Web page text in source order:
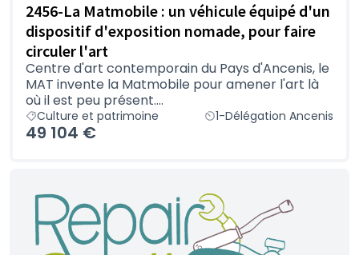
2456-La Matmobile : un véhicule équipé d'un
dispositif d'exposition nomade, pour faire
circuler l'art
Centre d'art contemporain du Pays d'Ancenis, le
MAT invente la Matmobile pour amener l'art là
où il est peu présent....
Culture et patrimoine 1-Délégation Ancenis
49 104 €